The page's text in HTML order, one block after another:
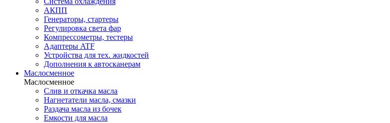
АКПП
Генераторы, стартеры
Регулировка света фар
Компрессометры, тестеры
Адаптеры ATF
Устройства для тех. жидкостей
Дополнения к автосканерам
Маслосменное
Маслосменное
Слив и откачка масла
Нагнетатели масла, смазки
Раздача масла из бочек
Емкости для масла